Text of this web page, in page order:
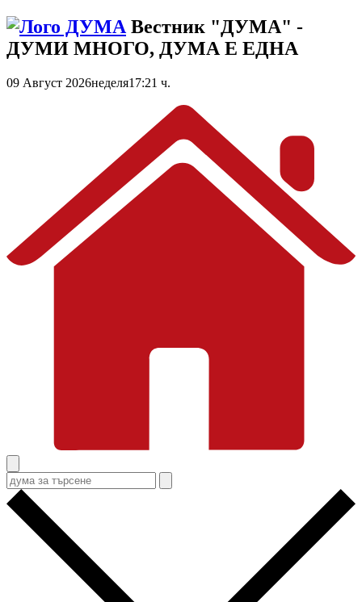
Вестник "ДУМА" -
ДУМИ МНОГО, ДУМА Е ЕДНА
09 Август 2026неделя17:21 ч.